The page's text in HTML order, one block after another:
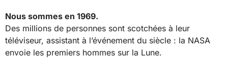
Nous sommes en 1969.
Des millions de personnes sont scotchées à leur
téléviseur, assistant à l’événement du siècle : la NASA
envoie les premiers hommes sur la Lune.